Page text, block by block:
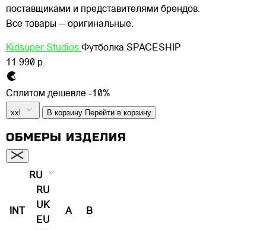
поставщиками и представителями брендов.
Все товары — оригинальные.
Kidsuper Studios Футболка SPACESHIP
11 990 р.
Сплитом дешевле -10%
xxl В корзину Перейти в корзину
ОБМЕРЫ ИЗДЕЛИЯ
INT
RU
RU
UK
EU
A B